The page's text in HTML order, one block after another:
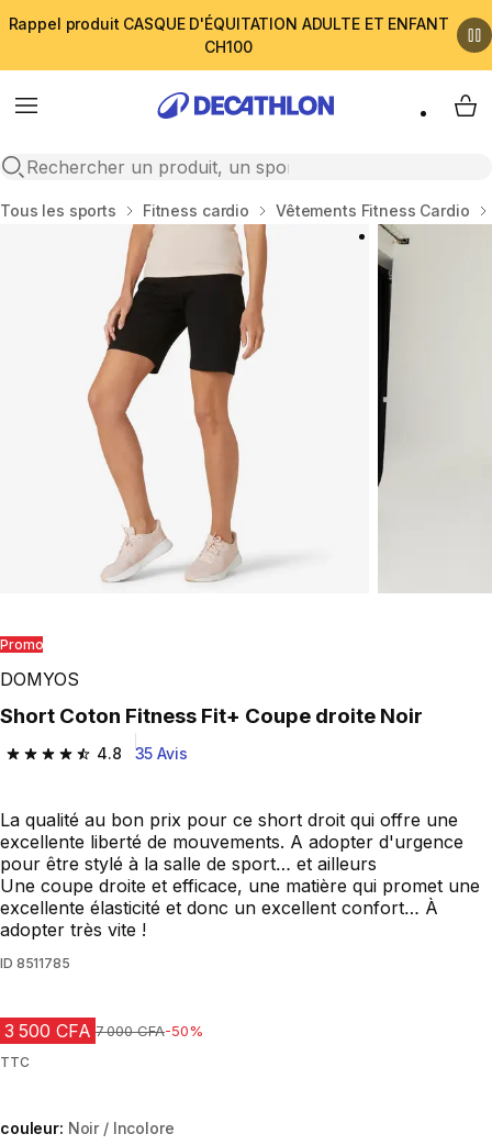
Rappel produit CASQUE D'ÉQUITATION ADULTE ET ENFANT
CH100
Menu
Open search
My
Accueil
Tous les sports Fitness cardio Vêtements Fitness Cardio
Promo
DOMYOS
Short Coton Fitness Fit+ Coupe droite Noir
4.8
4.8 out of 5 stars from 35 reviews
35 Avis
La qualité au bon prix pour ce short droit qui offre une
excellente liberté de mouvements. A adopter d'urgence
pour être stylé à la salle de sport… et ailleurs
Une coupe droite et efficace, une matière qui promet une
excellente élasticité et donc un excellent confort… À
adopter très vite !
ID 8511785
3 500 CFA Prix avant réduction
7 000 CFA-50%
TTC
couleur: Noir / Incolore